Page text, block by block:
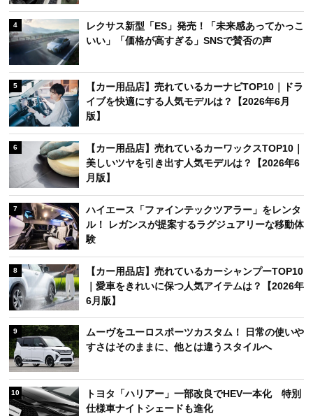
4
レクサス新型「ES」発売！「未来感あってかっこ
いい」「価格が高すぎる」SNSで賛否の声
5
【カー用品店】売れているカーナビTOP10｜ドラ
イブを快適にする人気モデルは？【2026年6月
版】
6
【カー用品店】売れているカーワックスTOP10｜
美しいツヤを引き出す人気モデルは？【2026年6
月版】
7
ハイエース「ファインテックツアラー」をレンタ
ル！ レガンスが提案するラグジュアリーな移動体
験
8
【カー用品店】売れているカーシャンプーTOP10
｜愛車をきれいに保つ人気アイテムは？【2026年
6月版】
9
ムーヴをユーロスポーツカスタム！ 日常の使いや
すさはそのままに、他とは違うスタイルへ
10
トヨタ「ハリアー」一部改良でHEV一本化 特別
仕様車ナイトシェードも進化